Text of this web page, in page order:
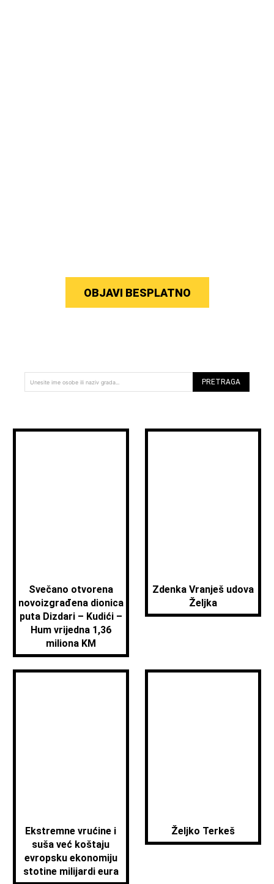
OBJAVI BESPLATNO
Unesite ime osobe ili naziv grada... PRETRAGA
Svečano otvorena
novoizgrađena dionica
puta Dizdari – Kudići –
Hum vrijedna 1,36
miliona KM
Zdenka Vranješ udova
Željka
Ekstremne vrućine i
suša već koštaju
evropsku ekonomiju
stotine milijardi eura
Željko Terkeš